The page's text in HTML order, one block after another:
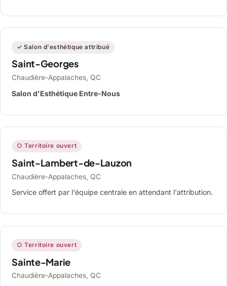
✓ Salon d'esthétique attribué
Saint-Georges
Chaudière-Appalaches, QC
Salon d'Esthétique Entre-Nous
○ Territoire ouvert
Saint-Lambert-de-Lauzon
Chaudière-Appalaches, QC
Service offert par l'équipe centrale en attendant l'attribution.
○ Territoire ouvert
Sainte-Marie
Chaudière-Appalaches, QC